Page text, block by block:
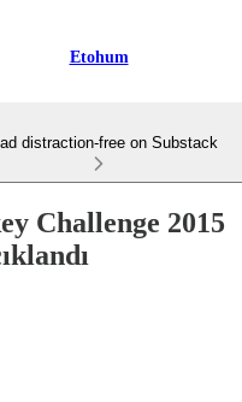
Etohum
distraction-free on Substack
Challenge 2015